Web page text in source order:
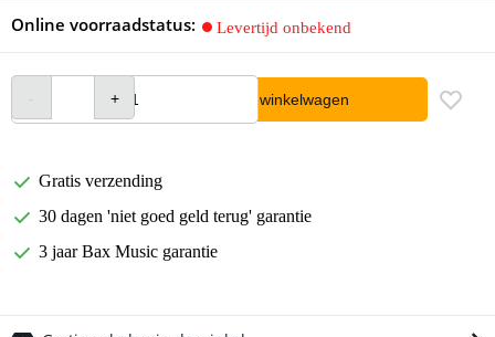
Online voorraadstatus: Levertijd onbekend
In winkelwagen
Gratis verzending
30 dagen 'niet goed geld terug' garantie
3 jaar Bax Music garantie